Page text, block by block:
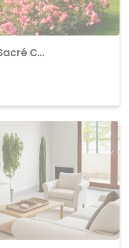
Achat Appartement Sacré Coeurs